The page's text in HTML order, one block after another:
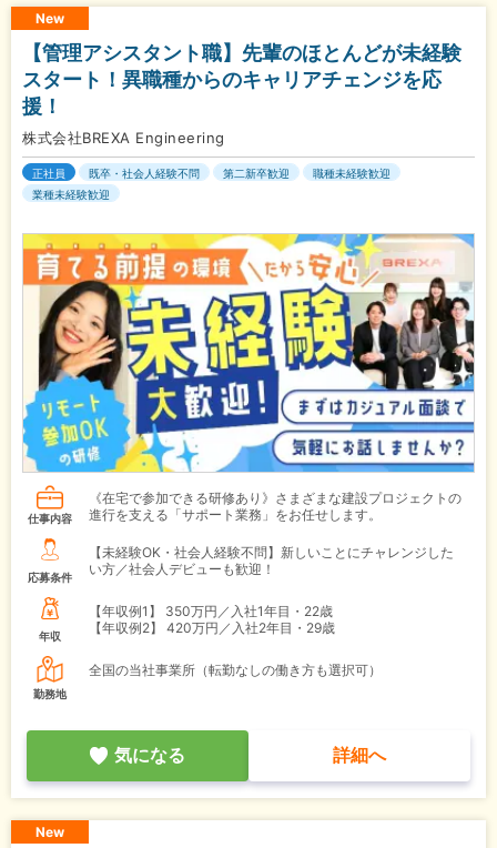
New
【管理アシスタント職】先輩のほとんどが未経験
スタート！異職種からのキャリアチェンジを応
援！
株式会社BREXA Engineering
正社員 既卒・社会人経験不問 第二新卒歓迎
職種未経験歓迎
業種未経験歓迎
仕事内容
《在宅で参加できる研修あり》さまざまな建設プロジェクトの
進行を支える「サポート業務」をお任せします。
応募条件
【未経験OK・社会人経験不問】新しいことにチャレンジした
い方／社会人デビューも歓迎！
年収
【年収例1】
350万円／入社1年目・22歳
【年収例2】
420万円／入社2年目・29歳
勤務地
全国の当社事業所（転勤なしの働き方も選択可）
気になる 詳細へ
New